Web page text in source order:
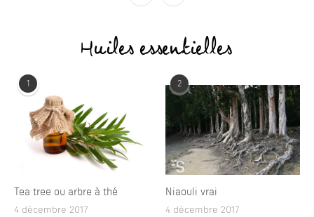
Huiles essentielles
Tea tree ou arbre à thé
4 décembre 2017
2
Niaouli vrai
4 décembre 2017